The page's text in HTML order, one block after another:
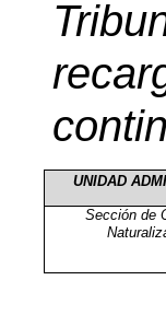
UNIDAD
Sección de